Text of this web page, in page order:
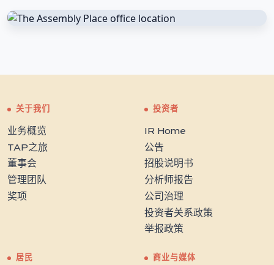
关于我们
业务概览
TAP之旅
董事会
管理团队
奖项
投资者
IR Home
公告
招股说明书
分析师报告
公司治理
投资者关系政策
举报政策
居民 商业与媒体